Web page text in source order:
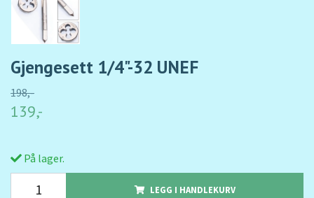
Gjengesett 1/4"-32 UNEF
198,-
139,-
På lager.
LEGG I HANDLEKURV